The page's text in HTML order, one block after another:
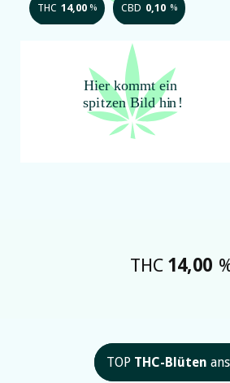
THC 14,00 % CBD 0,10 %
THC 14,00
TOP THC-Blüten